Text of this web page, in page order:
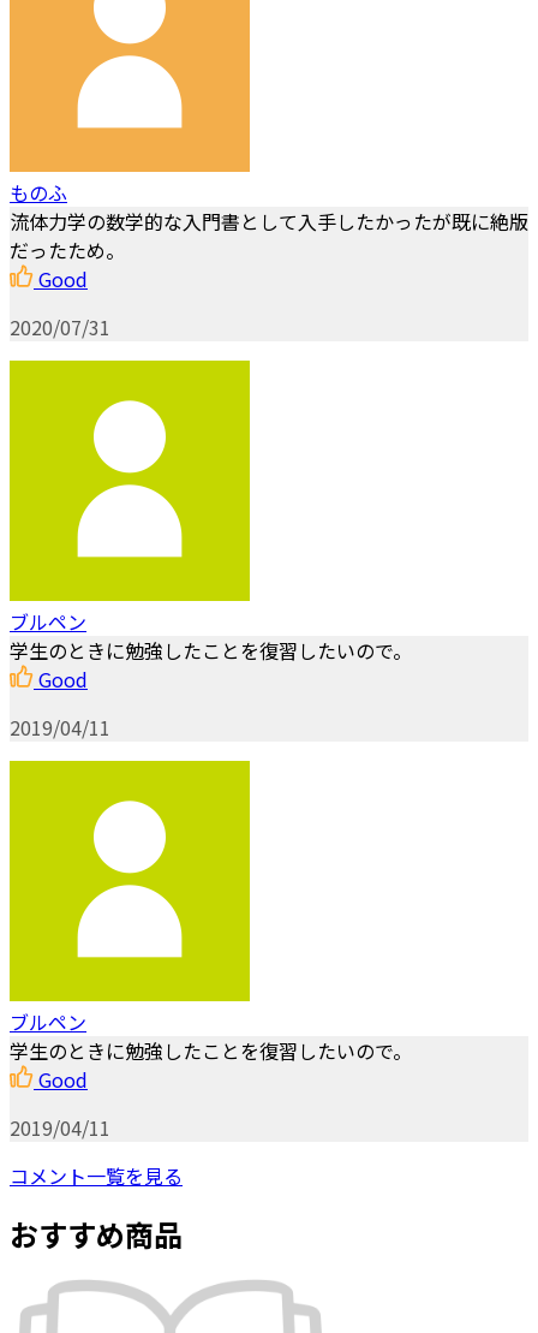
ものふ
流体力学の数学的な入門書として入手したかったが既に絶版
だったため。
Good
2020/07/31
ブルペン
学生のときに勉強したことを復習したいので。
Good
2019/04/11
ブルペン
学生のときに勉強したことを復習したいので。
Good
2019/04/11
コメント一覧を見る
おすすめ商品